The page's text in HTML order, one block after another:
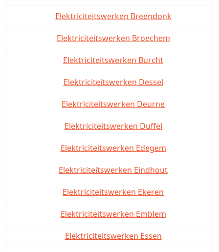
Elektriciteitswerken Breendonk
Elektriciteitswerken Broechem
Elektriciteitswerken Burcht
Elektriciteitswerken Dessel
Elektriciteitswerken Deurne
Elektriciteitswerken Duffel
Elektriciteitswerken Edegem
Elektriciteitswerken Eindhout
Elektriciteitswerken Ekeren
Elektriciteitswerken Emblem
Elektriciteitswerken Essen